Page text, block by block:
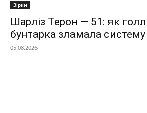
Зірки
Шарліз Терон — 51: як
бунтарка зламала
05.08.2026